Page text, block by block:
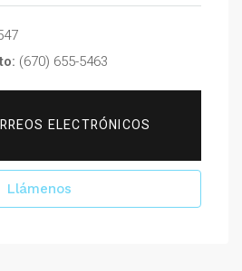
(670) 655-5463
ELECTRÓNICOS
Llámenos